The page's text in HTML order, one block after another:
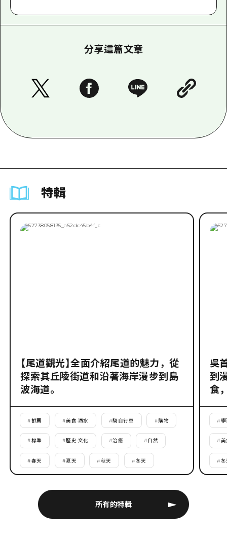
分享這篇文章
特輯
所有的特輯
【尾道觀光】全面介紹尾道的魅力，從
探索其丘陵街道和沿著海岸漫步到島
波海道。
#推薦 #美食·酒水 #騎自行車 #購物
#標準 #歷史·文化 #治癒 #自然
#春天 #夏天 #秋天 #冬天
吳
到
食
# 學
#美
#冬